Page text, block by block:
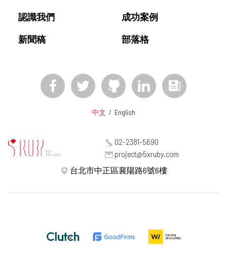
認識我們
成功案例
新聞稿
部落格
中文 / English
02-2381-5690
project@5xruby.com
台北市中正區襄陽路6號6樓